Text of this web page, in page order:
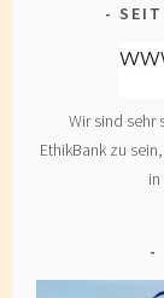
SEIT
Wir sind sehr
EthikBank zu